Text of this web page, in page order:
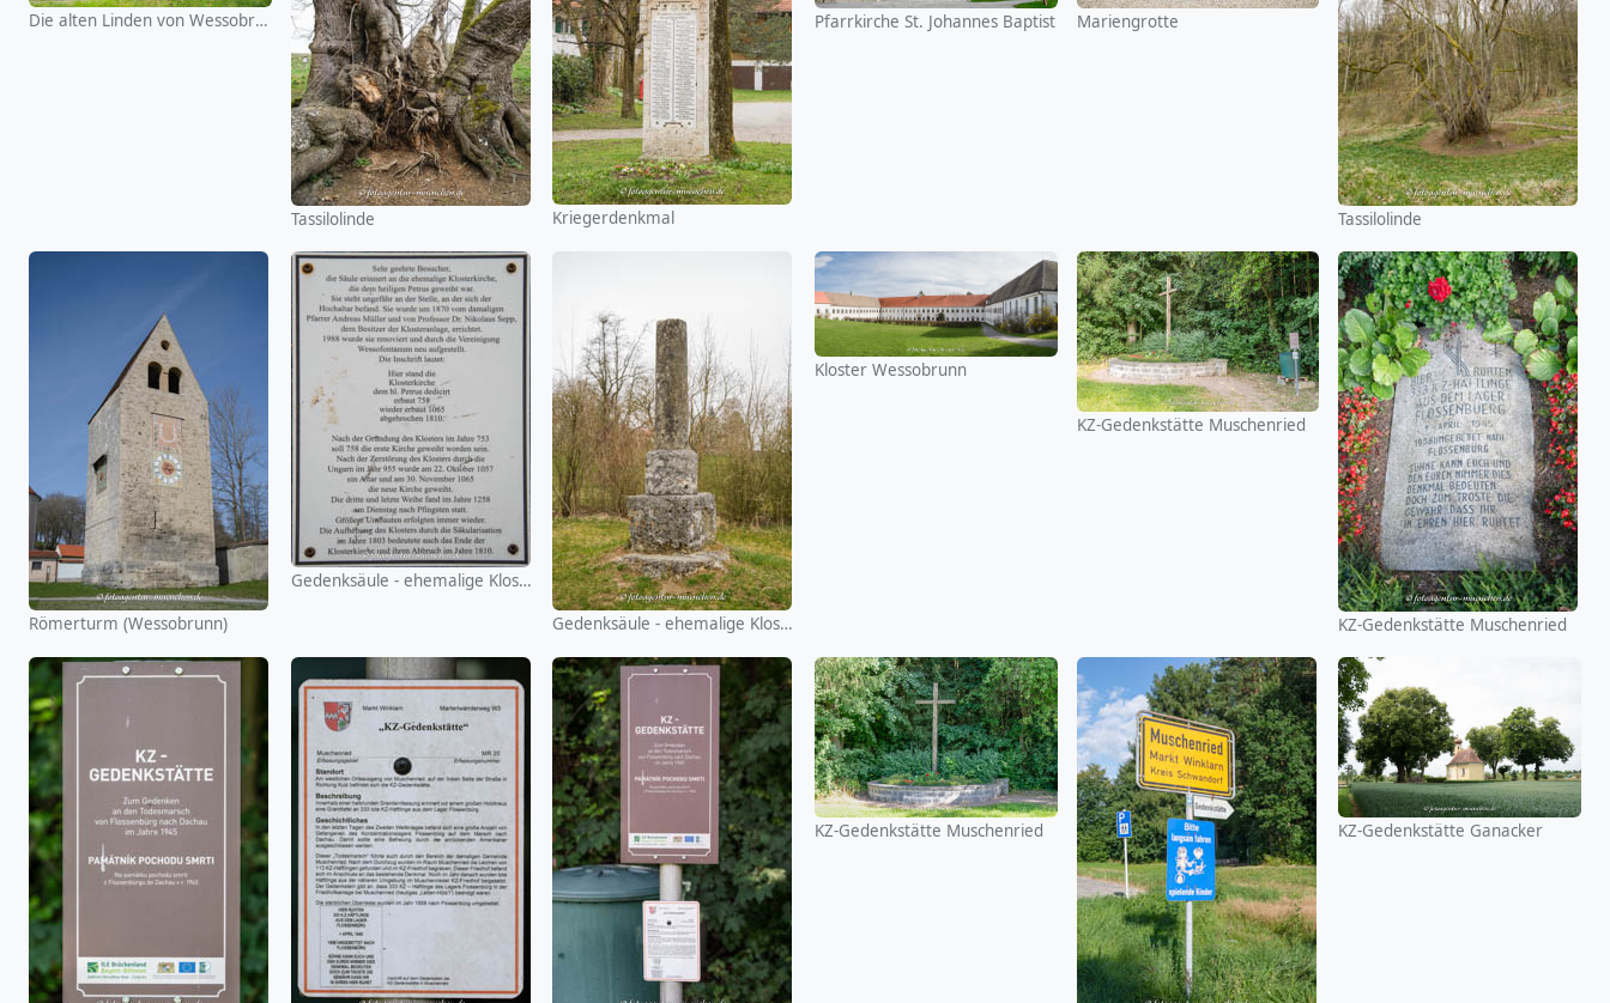
Die alten Linden von Wessobrunn
Tassilolinde Kriegerdenkmal
Pfarrkirche St. Johannes Baptist Mariengrotte
Tassilolinde
Römerturm (Wessobrunn)
Gedenksäule - ehemalige Klosterkirche St. Peter
Gedenksäule - ehemalige Klosterkirche St. Peter
Kloster Wessobrunn
KZ-Gedenkstätte Muschenried
KZ-Gedenkstätte Muschenried
KZ-Gedenkstätte Muschenried KZ-Gedenkstätte Ganacker